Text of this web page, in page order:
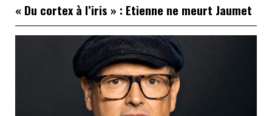
« Du cortex à l’iris » : Etienne ne meurt Jaumet